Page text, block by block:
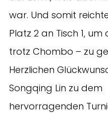
war. Und somit
Platz 2 an Tisch 1, um
trotz Chombo – zu
Herzlichen
Songqing Lin zu dem
hervorragenden